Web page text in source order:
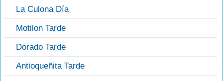
La Culona Día
Motilon Tarde
Dorado Tarde
Antioqueñita Tarde